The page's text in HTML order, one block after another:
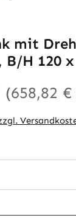
mit
H 120 x
(658,82